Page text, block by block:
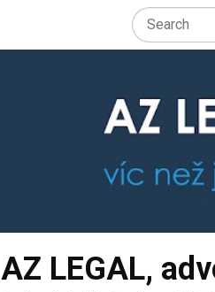
AZ LEGAL,